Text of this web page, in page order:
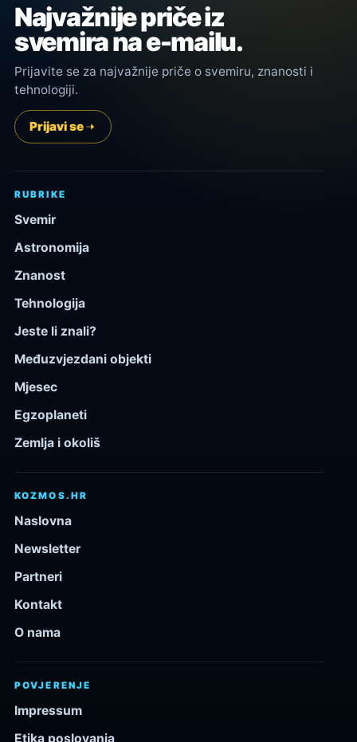
Najvažnije priče iz
svemira na e-mailu.
Prijavite se za najvažnije priče o svemiru, znanosti i
tehnologiji.
Prijavi se
RUBRIKE
Svemir
Astronomija
Znanost
Tehnologija
Jeste li znali?
Međuzvjezdani objekti
Mjesec
Egzoplaneti
Zemlja i okoliš
KOZMOS.HR
Naslovna
Newsletter
Partneri
Kontakt
O nama
POVJERENJE
Impressum
Etika poslovanja